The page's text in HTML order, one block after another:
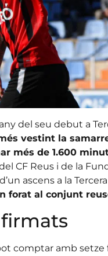
del seu debut a
vestint la
més de 1.600
CF Reus i de la
ascens a la
forat al conjunt
comptar amb